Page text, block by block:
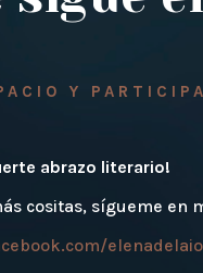
Y
abrazo literario!
cositas, sígueme en